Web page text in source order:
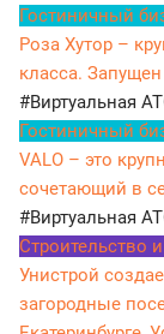
Гостиничный
Роза Хутор –
класса. Запущен
#Виртуальная
Гостиничный
VALO – это
сочетающий в
#Виртуальная
Строительство
Унистрой
загородные